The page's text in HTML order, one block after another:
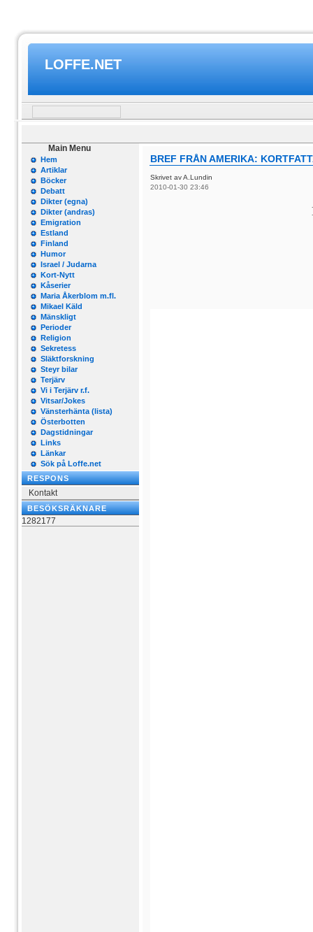
LOFFE.NET
Main Menu
Hem
Artiklar
Böcker
Debatt
Dikter (egna)
Dikter (andras)
Emigration
Estland
Finland
Humor
Israel / Judarna
Kort-Nytt
Kåserier
Maria Åkerblom m.fl.
Mikael Käld
Mänskligt
Perioder
Religion
Sekretess
Släktforskning
Steyr bilar
Terjärv
Vi i Terjärv r.f.
Vitsar/Jokes
Vänsterhänta (lista)
Österbotten
Dagstidningar
Links
Länkar
Sök på Loffe.net
RESPONS
Kontakt
BESÖKSRÄKNARE
1282177
BREF FRÅN AMERIKA:
Skrivet av A.Lundin
2010-01-30 23:46